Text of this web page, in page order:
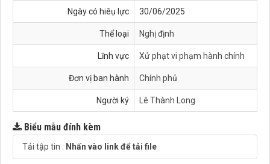
Ngày có hiêụ lực 30/06/2025
Thể loại Nghị định
Lĩnh vực Xử phạt vi phạm hành chính
Đơn vị ban hành Chính phủ
Người ký Lê Thành Long
Biểu mẫu đính kèm
Tải tập tin : Nhấn vào link để tải file